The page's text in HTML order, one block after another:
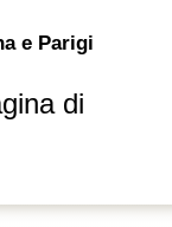
e Parigi
di